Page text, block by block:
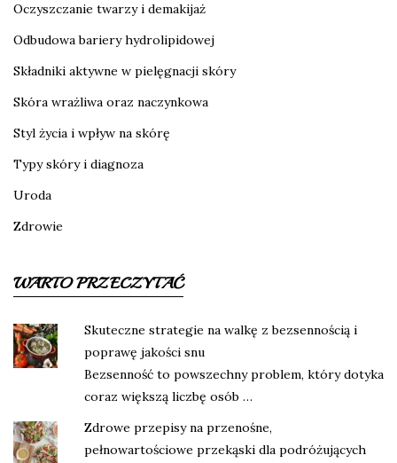
Oczyszczanie twarzy i demakijaż
Odbudowa bariery hydrolipidowej
Składniki aktywne w pielęgnacji skóry
Skóra wrażliwa oraz naczynkowa
Styl życia i wpływ na skórę
Typy skóry i diagnoza
Uroda
Zdrowie
WARTO PRZECZYTAĆ
Skuteczne strategie na walkę z bezsennością i
poprawę jakości snu
Bezsenność to powszechny problem, który dotyka
coraz większą liczbę osób …
Zdrowe przepisy na przenośne,
pełnowartościowe przekąski dla podróżujących